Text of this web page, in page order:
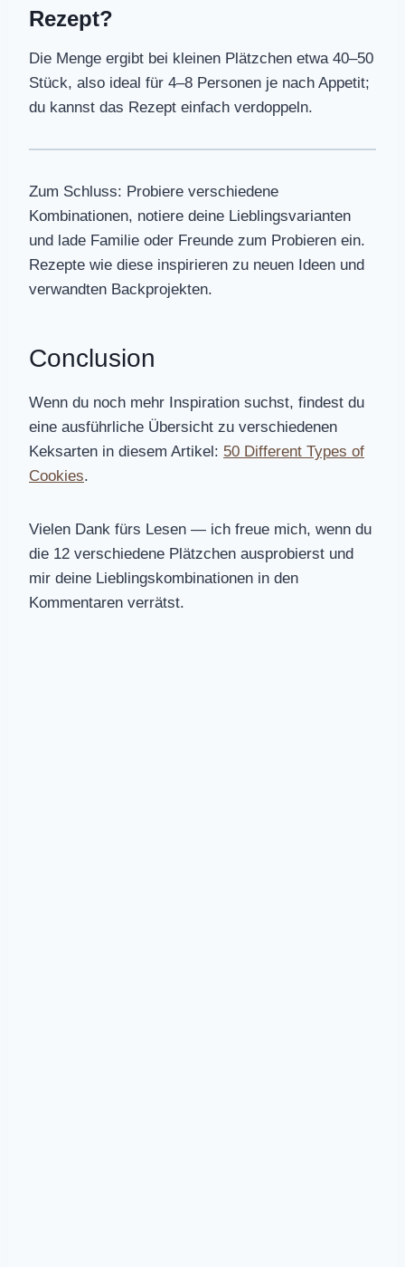
Rezept?
Die Menge ergibt bei kleinen Plätzchen etwa 40–50
Stück, also ideal für 4–8 Personen je nach Appetit;
du kannst das Rezept einfach verdoppeln.
Zum Schluss: Probiere verschiedene
Kombinationen, notiere deine Lieblingsvarianten
und lade Familie oder Freunde zum Probieren ein.
Rezepte wie diese inspirieren zu neuen Ideen und
verwandten Backprojekten.
Conclusion
Wenn du noch mehr Inspiration suchst, findest du
eine ausführliche Übersicht zu verschiedenen
Keksarten in diesem Artikel: 50 Different Types of
Cookies.
Vielen Dank fürs Lesen — ich freue mich, wenn du
die 12 verschiedene Plätzchen ausprobierst und
mir deine Lieblingskombinationen in den
Kommentaren verrätst.